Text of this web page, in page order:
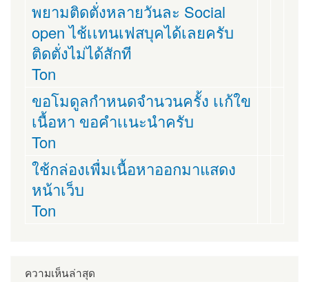
พยามติดตั่งหลายวันละ Social
open ไช้เเทนเฟสบุคได้เลยครับ
ติดตั่งไม่ได้สักที
Ton
ขอโมดูลกำหนดจำนวนครั้ง เเก้ใข
เนื้อหา ขอคำเเนะนำครับ
Ton
ใช้กล่องเพื่มเนื้อหาออกมาแสดง
หน้าเว็บ
Ton
ความเห็นล่าสุด